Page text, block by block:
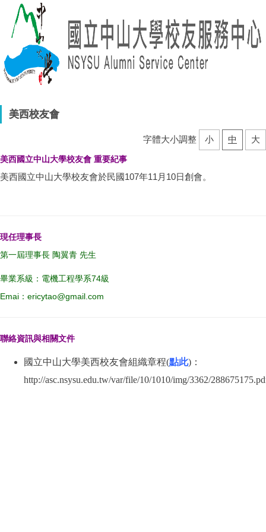
美西校友會
字體大小調整 小 中 大
美西國立中山大學校友會 重要紀事
美西國立中山大學校友會於民國107年11月10日創會。
現任理事長
第一屆理事長 陶翼青 先生
畢業系級：電機工程學系74級
Emai：ericytao@gmail.com
聯絡資訊與相關文件
國立中山大學美西校友會組織章程(點此)：
http://asc.nsysu.edu.tw/var/file/10/1010/img/3362/